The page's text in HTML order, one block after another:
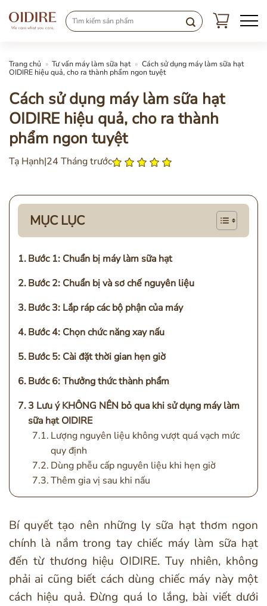
đến
Trang chủ » Tư vấn máy làm sữa hạt » Cách sử dụng máy làm sữa hạt
OIDIRE hiệu quả, cho ra thành phẩm ngon tuyệt
Cách sử dụng máy làm sữa hạt
OIDIRE hiệu quả, cho ra thành
phẩm ngon tuyệt
Tạ Hạnh|24 Tháng trước
MỤC LỤC
Bước 1: Chuẩn bị máy làm sữa hạt
Bước 2: Chuẩn bị và sơ chế nguyên liệu
Bước 3: Lắp ráp các bộ phận của máy
Bước 4: Chọn chức năng xay nấu
Bước 5: Cài đặt thời gian hẹn giờ
Bước 6: Thưởng thức thành phẩm
3 Lưu ý KHÔNG NÊN bỏ qua khi sử dụng máy làm
sữa hạt OIDIRE
Lượng nguyên liệu không vượt quá vạch mức
quy định
Dùng phễu cấp nguyên liệu khi hẹn giờ
Thêm gia vị sau khi nấu
Bí quyết tạo nên những ly sữa hạt thơm ngon
chính là nắm trong tay chiếc máy làm sữa hạt
đến từ thương hiệu OIDIRE. Tuy nhiên, không
phải ai cũng biết cách dùng chiếc máy này một
cách hiệu quả. Đừng quá lo lắng, bài viết dưới